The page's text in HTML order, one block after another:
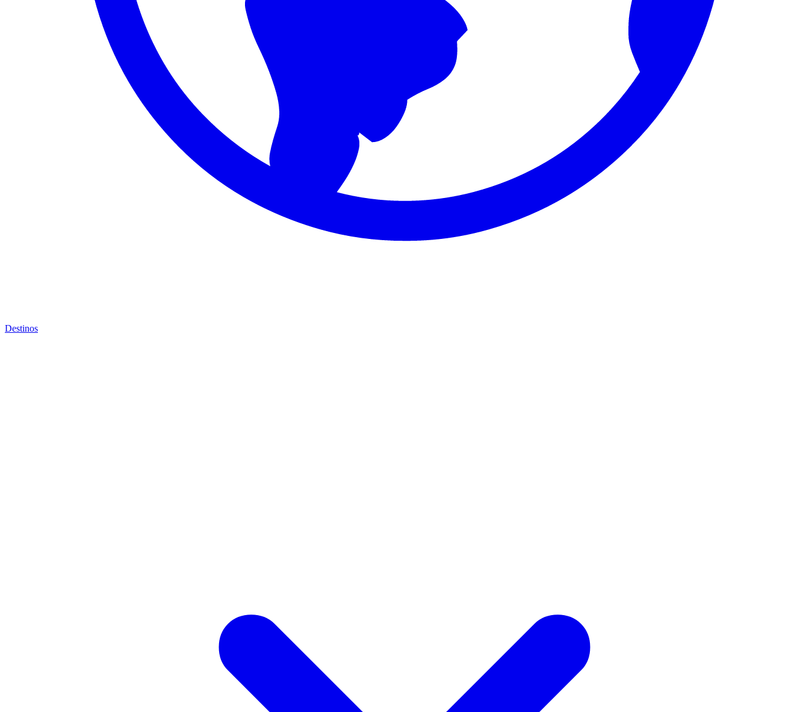
Destinos